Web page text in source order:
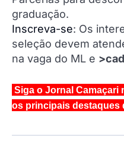
graduação.
Inscreva-se: Os
seleção devem
na vaga do ML e
Siga o Jornal Camaçari
os principais